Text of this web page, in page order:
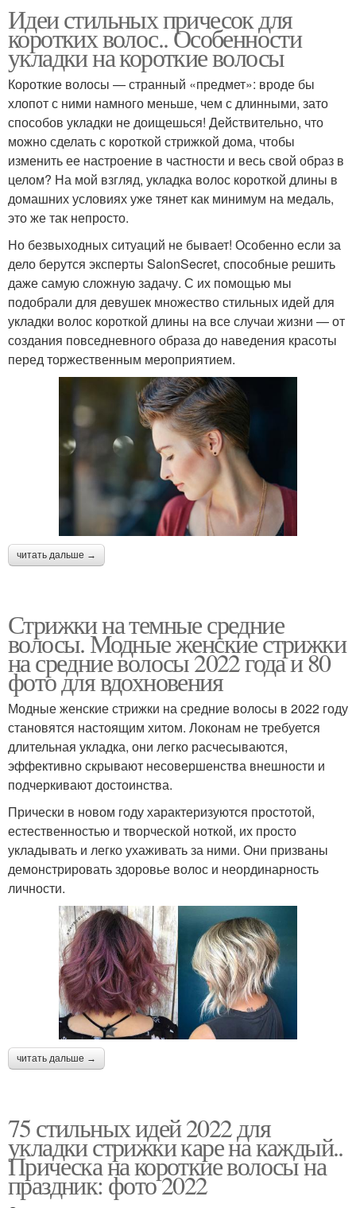
Идеи стильных причесок для
коротких волос.. Особенности
укладки на короткие волосы
Короткие волосы — странный «предмет»: вроде бы
хлопот с ними намного меньше, чем с длинными, зато
способов укладки не доищешься! Действительно, что
можно сделать с короткой стрижкой дома, чтобы
изменить ее настроение в частности и весь свой образ в
целом? На мой взгляд, укладка волос короткой длины в
домашних условиях уже тянет как минимум на медаль,
это же так непросто.
Но безвыходных ситуаций не бывает! Особенно если за
дело берутся эксперты SalonSecret, способные решить
даже самую сложную задачу. С их помощью мы
подобрали для девушек множество стильных идей для
укладки волос короткой длины на все случаи жизни — от
создания повседневного образа до наведения красоты
перед торжественным мероприятием.
читать дальше →
Стрижки на темные средние
волосы. Модные женские стрижки
на средние волосы 2022 года и 80
фото для вдохновения
Модные женские стрижки на средние волосы в 2022 году
становятся настоящим хитом. Локонам не требуется
длительная укладка, они легко расчесываются,
эффективно скрывают несовершенства внешности и
подчеркивают достоинства.
Прически в новом году характеризуются простотой,
естественностью и творческой ноткой, их просто
укладывать и легко ухаживать за ними. Они призваны
демонстрировать здоровье волос и неординарность
личности.
читать дальше →
75 стильных идей 2022 для
укладки стрижки каре на каждый..
Прическа на короткие волосы на
праздник: фото 2022